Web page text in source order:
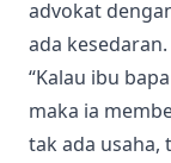
advokat
ada
“Kalau ibu
maka ia
tak ada usaha,